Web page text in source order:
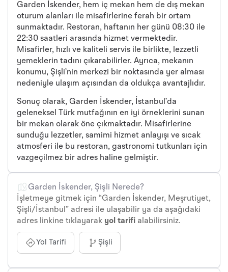
Garden İskender, hem iç mekan hem de dış mekan
oturum alanları ile misafirlerine ferah bir ortam
sunmaktadır. Restoran, haftanın her günü 08:30 ile
22:30 saatleri arasında hizmet vermektedir.
Misafirler, hızlı ve kaliteli servis ile birlikte, lezzetli
yemeklerin tadını çıkarabilirler. Ayrıca, mekanın
konumu, Şişli’nin merkezi bir noktasında yer alması
nedeniyle ulaşım açısından da oldukça avantajlıdır.
Sonuç olarak, Garden İskender, İstanbul’da
geleneksel Türk mutfağının en iyi örneklerini sunan
bir mekan olarak öne çıkmaktadır. Misafirlerine
sunduğu lezzetler, samimi hizmet anlayışı ve sıcak
atmosferi ile bu restoran, gastronomi tutkunları için
vazgeçilmez bir adres haline gelmiştir.
Garden İskender, Şişli Nerede?
İşletmeye gitmek için “Garden İskender, Meşrutiyet,
Şişli/İstanbul” adresi ile ulaşabilir ya da aşağıdaki
adres linkine tıklayarak yol tarifi alabilirsiniz.
Yol Tarifi Şişli